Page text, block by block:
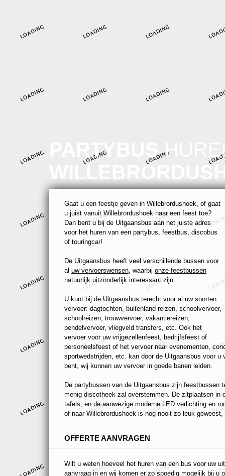
PARTYBUS
Gaat u een feestje geven in Willebrordushoek, of gaat
u juist vanuit Willebrordushoek naar een feest toe?
Dan bent u bij de Uitgaansbus aan het juiste adres
voor het huren van een partybus, feestbus, discobus
of touringcar!
De Uitgaansbus heeft veel verschillende bussen voor
al uw vervoerswensen, waarbij onze feestbussen
natuurlijk uitzonderlijk interessant zijn.
U kunt bij de Uitgaansbus terecht voor al uw soorten
vervoer: dagtochten, buitenland reizen, schoolvervoer,
schoolreizen, trouwvervoer, vakantiereizen,
pendelvervoer, vliegveld transfers, etc. Ook het
vervoer voor uw vrijgezellenfeest, bedrijfsfeest of
personeelsfeest of het vervoer naar evenementen,
sportwedstrijden, etc. kan door de Uitgaansbus voor
bent, wij kunnen uw vervoer in goede banen leiden.
De partybussen van de Uitgaansbus zijn feestbussen
menig discotheek zal overstemmen. De zitplaatsen
tafels, en de aanwezige moderne LED verlichting en
of naar Willebrordushoek is nog nooit zo leuk
OFFERTE AANVRAGEN
Wilt u weten hoeveel het huren van een bus voor uw
aanvraag in en wij komen er zo spoedig mogelijk bij u